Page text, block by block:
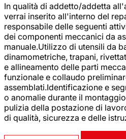
In qualità di addetto/addetta
verrai inserito all'interno del
responsabile delle seguenti
dei componenti meccanici da
manuale.Utilizzo di utensili da
dinamometriche, trapani,
e allineamento delle parti
funzionale e collaudo
assemblati.Identificazione e
o anomalie durante il
pulizia della postazione di
di qualità, sicurezza e delle